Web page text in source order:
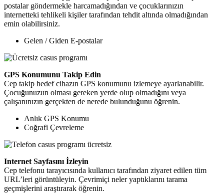
postalar göndermekle harcamadığından ve çocuklarınızın
internetteki tehlikeli kişiler tarafından tehdit altında olmadığından
emin olabilirsiniz.
Gelen / Giden E-postalar
GPS Konumunu Takip Edin
Cep takip hedef cihazın GPS konumunu izlemeye ayarlanabilir.
Çocuğunuzun olması gereken yerde olup olmadığını veya
çalışanınızın gerçekten de nerede bulunduğunu öğrenin.
Anlık GPS Konumu
Coğrafi Çevreleme
Internet Sayfasını İzleyin
Cep telefonu tarayıcısında kullanıcı tarafından ziyaret edilen tüm
URL’leri görüntüleyin. Çevrimiçi neler yaptıklarını tarama
geçmişlerini araştırarak öğrenin.